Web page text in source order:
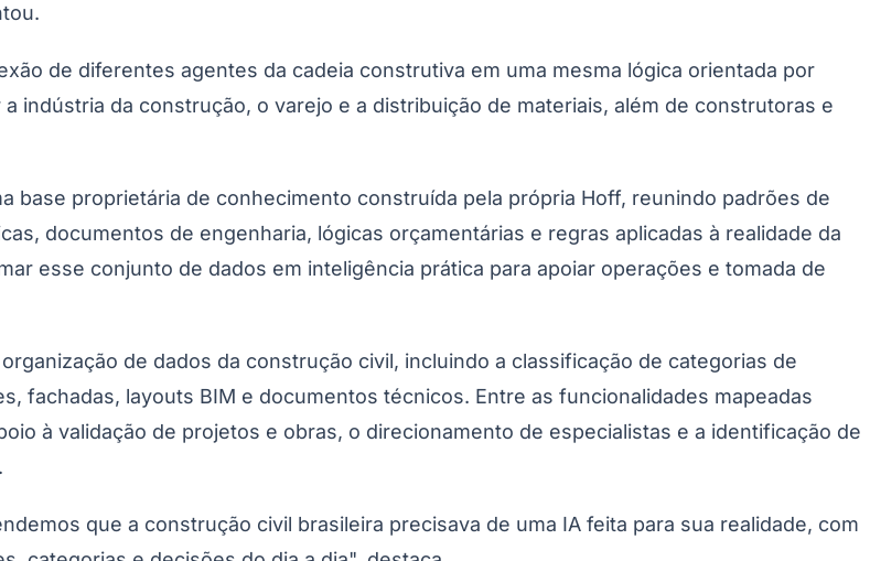
de diferentes agentes da cadeia construtiva em uma mesma lógica orientada por
indústria da construção, o varejo e a distribuição de materiais, além de construtoras e
base proprietária de conhecimento construída pela própria Hoff, reunindo padrões de
documentos de engenharia, lógicas orçamentárias e regras aplicadas à realidade da
esse conjunto de dados em inteligência prática para apoiar operações e tomada de
de dados da construção civil, incluindo a classificação de categorias de
fachadas, layouts BIM e documentos técnicos. Entre as funcionalidades mapeadas
à validação de projetos e obras, o direcionamento de especialistas e a identificação de
que a construção civil brasileira precisava de uma IA feita para sua realidade, com